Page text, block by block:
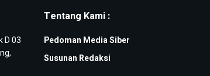
D 03
Tentang Kami :
Pedoman Media Siber
Susunan Redaksi